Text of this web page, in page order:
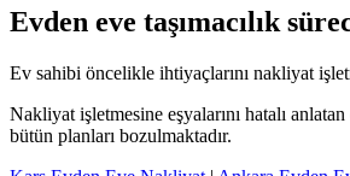
Evden eve taşımacılık
Ev sahibi öncelikle ihtiyaçlarını nakliyat
Nakliyat işletmesine eşyalarını hatalı
bütün planları bozulmaktadır.